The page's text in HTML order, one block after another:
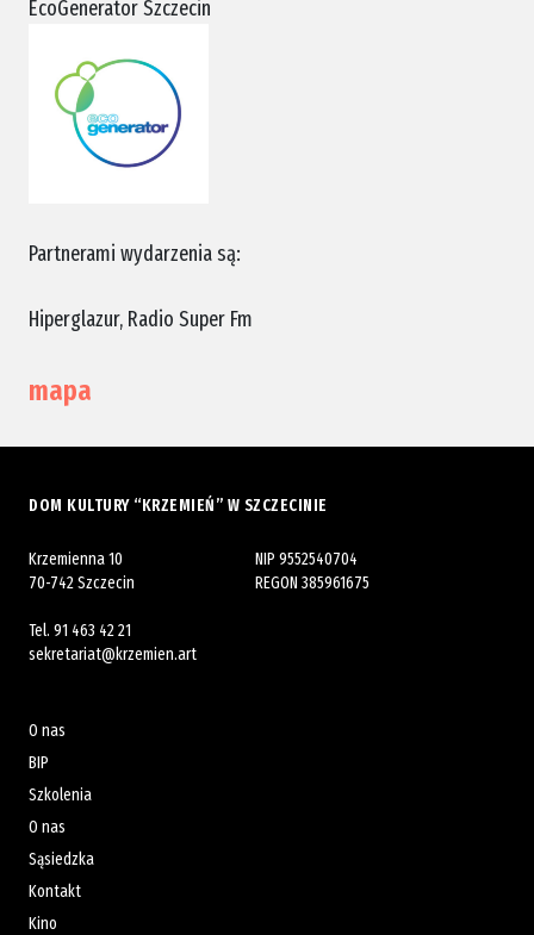
EcoGenerator Szczecin
Partnerami wydarzenia są:
Hiperglazur, Radio Super Fm
mapa
DOM KULTURY “KRZEMIEŃ” W SZCZECINIE
Krzemienna 10
70-742 Szczecin
Tel. 91 463 42 21
sekretariat@krzemien.art
NIP 9552540704
REGON 385961675
O nas
BIP
Szkolenia
O nas
Sąsiedzka
Kontakt
Kino